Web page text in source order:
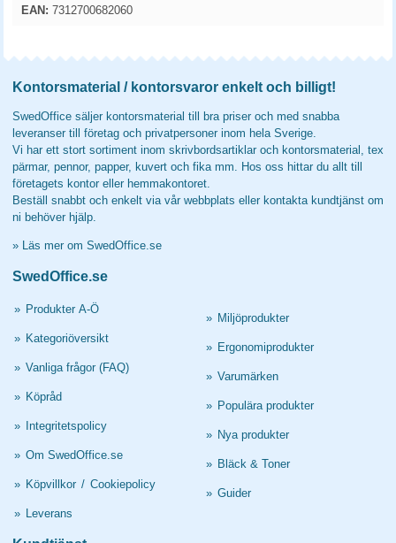
EAN: 7312700682060
Kontorsmaterial / kontorsvaror enkelt och billigt!
SwedOffice säljer kontorsmaterial till bra priser och med snabba
leveranser till företag och privatpersoner inom hela Sverige.
Vi har ett stort sortiment inom skrivbordsartiklar och kontorsmaterial, tex
pärmar, pennor, papper, kuvert och fika mm. Hos oss hittar du allt till
företagets kontor eller hemmakontoret.
Beställ snabbt och enkelt via vår webbplats eller kontakta kundtjänst om
ni behöver hjälp.
» Läs mer om SwedOffice.se
SwedOffice.se
» Produkter A-Ö
» Kategoriöversikt
» Vanliga frågor (FAQ)
» Köpråd
» Integritetspolicy
» Om SwedOffice.se
» Köpvillkor / Cookiepolicy
» Leverans
» Miljöprodukter
» Ergonomiprodukter
» Varumärken
» Populära produkter
» Nya produkter
» Bläck & Toner
» Guider